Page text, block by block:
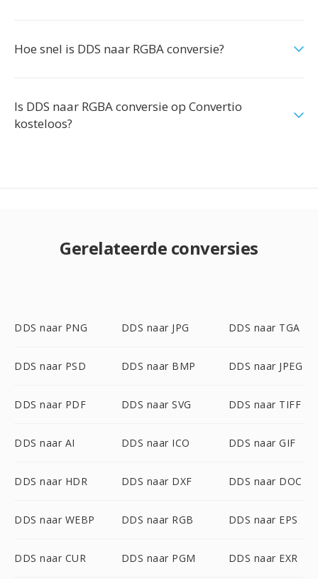
Hoe snel is DDS naar RGBA conversie?
Is DDS naar RGBA conversie op Convertio
kosteloos?
Gerelateerde conversies
DDS naar PNG DDS naar JPG DDS naar TGA
DDS naar PSD DDS naar BMP DDS naar JPEG
DDS naar PDF DDS naar SVG DDS naar TIFF
DDS naar AI DDS naar ICO DDS naar GIF
DDS naar HDR DDS naar DXF DDS naar DOC
DDS naar WEBP DDS naar RGB DDS naar EPS
DDS naar CUR DDS naar PGM DDS naar EXR